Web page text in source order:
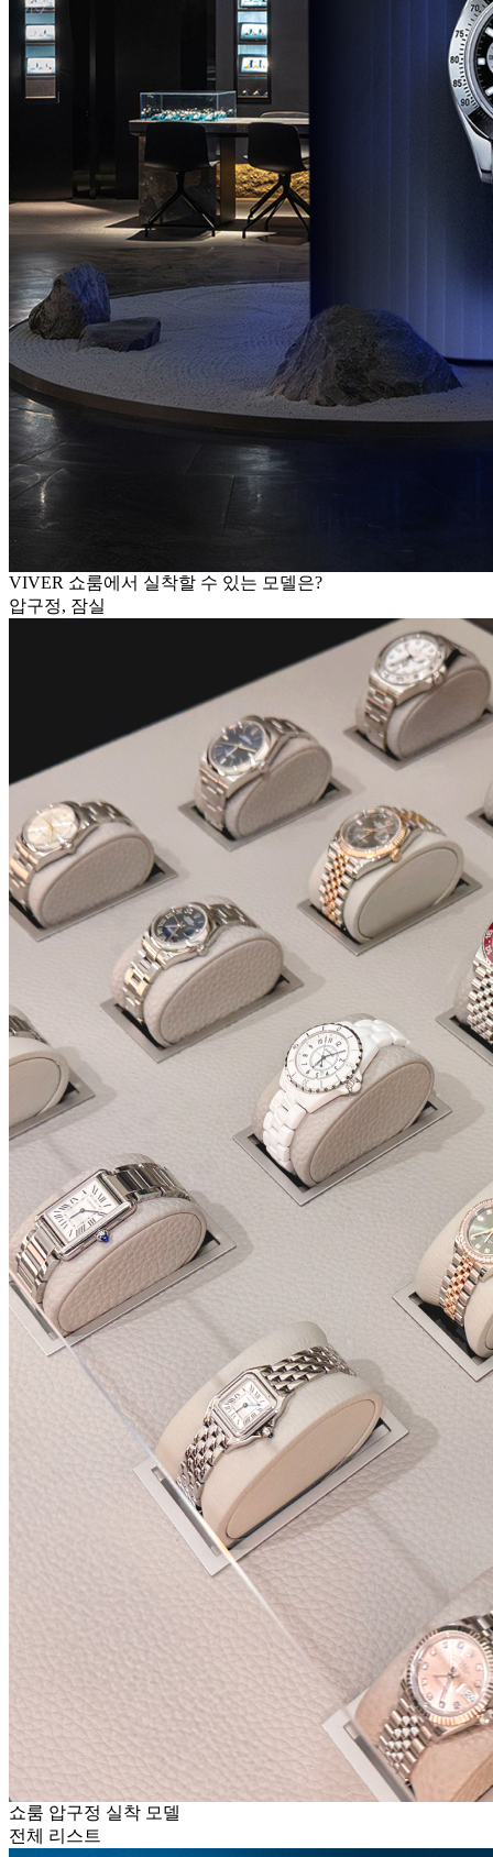
VIVER 쇼룸에서 실착할 수 있는 모델은?
압구정, 잠실
쇼룸 압구정 실착 모델
전체 리스트